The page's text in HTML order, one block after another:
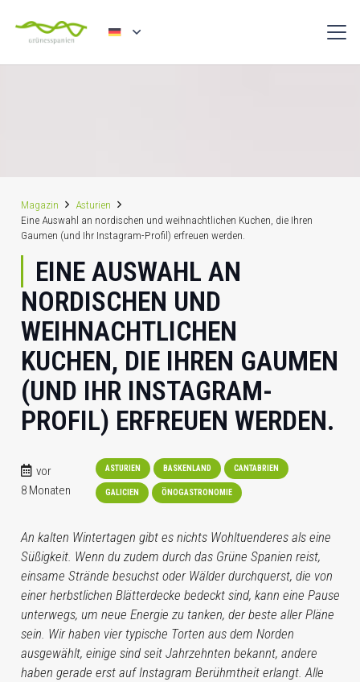
Magazin
Asturien
Eine Auswahl an nordischen und weihnachtlichen Kuchen, die Ihren
Gaumen (und Ihr Instagram-Profil) erfreuen werden.
EINE AUSWAHL AN
NORDISCHEN UND
WEIHNACHTLICHEN
KUCHEN, DIE IHREN GAUMEN
(UND IHR INSTAGRAM-
PROFIL) ERFREUEN WERDEN.
vor
8 Monaten
ASTURIEN BASKENLAND CANTABRIEN
GALICIEN ÖNOGASTRONOMIE
An kalten Wintertagen gibt es nichts Wohltuenderes als eine
Süßigkeit. Wenn du zudem durch das Grüne Spanien reist,
einsame Strände besuchst oder Wälder durchquerst, die von
einer herbstlichen Blätterdecke bedeckt sind, kann eine Pause
unterwegs, um neue Energie zu tanken, der beste aller Pläne
sein. Wir haben vier typische Torten aus dem Norden
ausgewählt, einige sind seit Jahrzehnten bekannt, andere
haben gerade erst auf Instagram Berühmtheit erlangt. Alle